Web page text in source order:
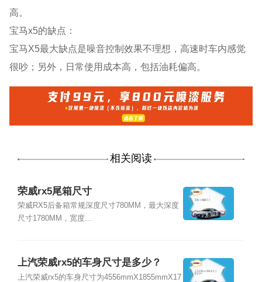
高。
宝马x5的缺点：
宝马X5最大缺点是噪音控制效果不理想，高速时车内感觉
很吵；另外，日常使用成本高，包括油耗偏高。
相关阅读
荣威rx5尾箱尺寸
荣威RX5后备箱常规深度尺寸780MM，最大深度
尺寸1780MM，宽度...
上汽荣威rx5的车身尺寸是多少？
上汽荣威rx5的车身尺寸为4556mmX1855mmX17